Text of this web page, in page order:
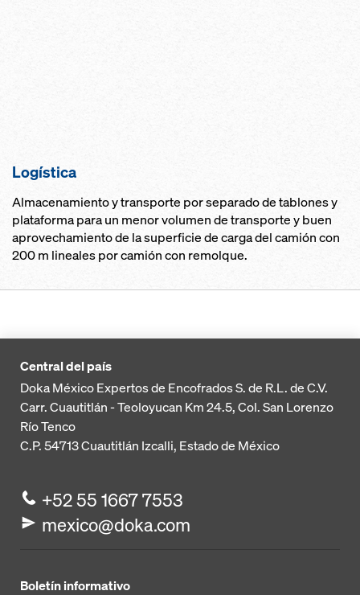
Logística
Almacenamiento y transporte por separado de tablones y
plataforma para un menor volumen de transporte y buen
aprovechamiento de la superficie de carga del camión con
200 m lineales por camión con remolque.
Central del país
Doka México Expertos de Encofrados S. de R.L. de C.V.
Carr. Cuautitlán - Teoloyucan Km 24.5, Col. San Lorenzo
Río Tenco
C.P. 54713Cuautitlán Izcalli, Estado de México
+52 55 1667 7553
mexico@doka.com
Boletín informativo